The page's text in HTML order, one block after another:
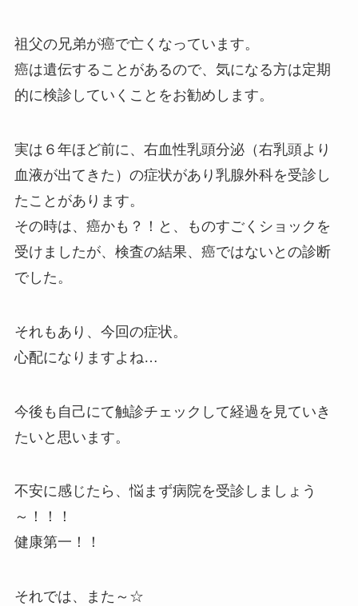
祖父の兄弟が癌で亡くなっています。
癌は遺伝することがあるので、気になる方は定期
的に検診していくことをお勧めします。
実は６年ほど前に、右血性乳頭分泌（右乳頭より
血液が出てきた）の症状があり乳腺外科を受診し
たことがあります。
その時は、癌かも？！と、ものすごくショックを
受けましたが、検査の結果、癌ではないとの診断
でした。
それもあり、今回の症状。
心配になりますよね…
今後も自己にて触診チェックして経過を見ていき
たいと思います。
不安に感じたら、悩まず病院を受診しましょう
～！！！
健康第一！！
それでは、また～☆